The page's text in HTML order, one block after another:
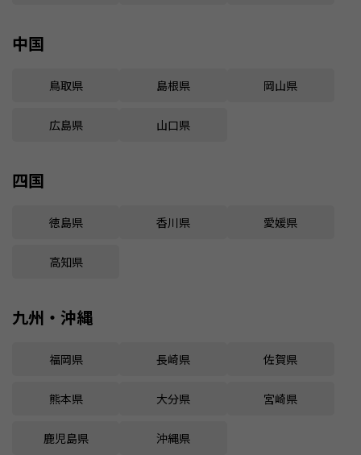
中国
鳥取県 島根県 岡山県
広島県 山口県
四国
徳島県 香川県 愛媛県
高知県
九州・沖縄
福岡県 長崎県 佐賀県
熊本県 大分県 宮崎県
鹿児島県 沖縄県